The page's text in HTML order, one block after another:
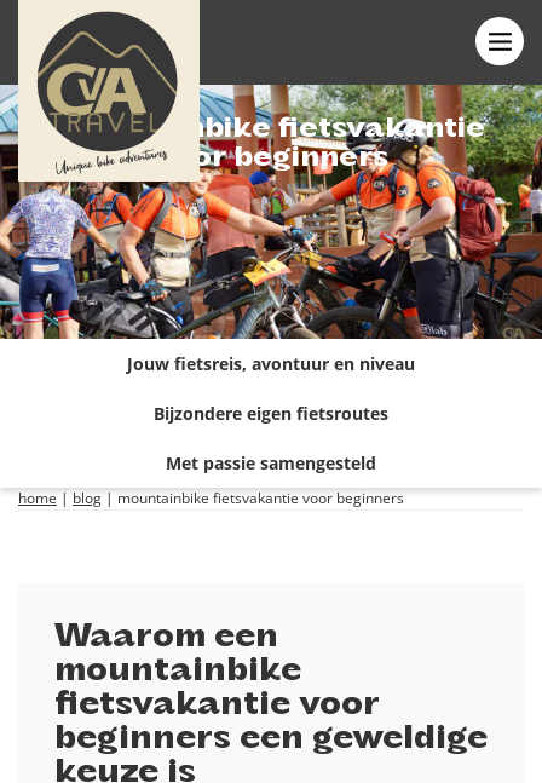
Mountainbike fietsvakantie
voor beginners
Jouw fietsreis, avontuur en niveau
Bijzondere eigen fietsroutes
Met passie samengesteld
home | blog | mountainbike fietsvakantie voor beginners
Waarom een
mountainbike
fietsvakantie voor
beginners een geweldige
keuze is